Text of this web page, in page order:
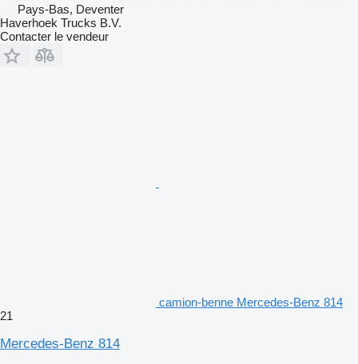
Pays-Bas, Deventer
Haverhoek Trucks B.V.
Contacter le vendeur
camion-benne Mercedes-Benz 814
21
Mercedes-Benz 814